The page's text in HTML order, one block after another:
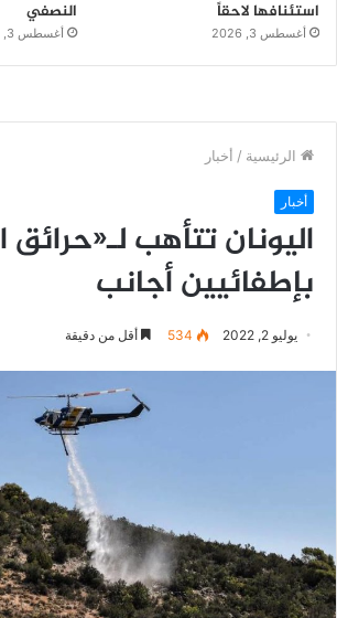
استئنافها لاحقاً
أغسطس 3, 2026
النصفي
أغسطس 3, 2026